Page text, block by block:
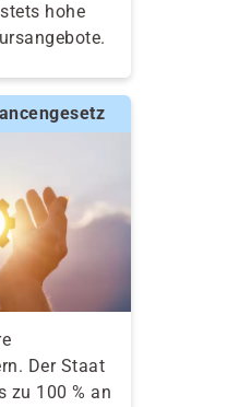
hohe
Der Staat
zu 100 % an